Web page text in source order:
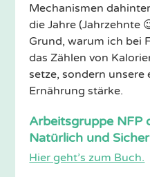
Mechanismen
die Jahre (Jahrzehnte
Grund, warum ich bei
das Zählen von
setze, sondern
Ernährung stärke.
Arbeitsgruppe NFP
Natürlich und Sicher
Hier geht’s zum Buch.